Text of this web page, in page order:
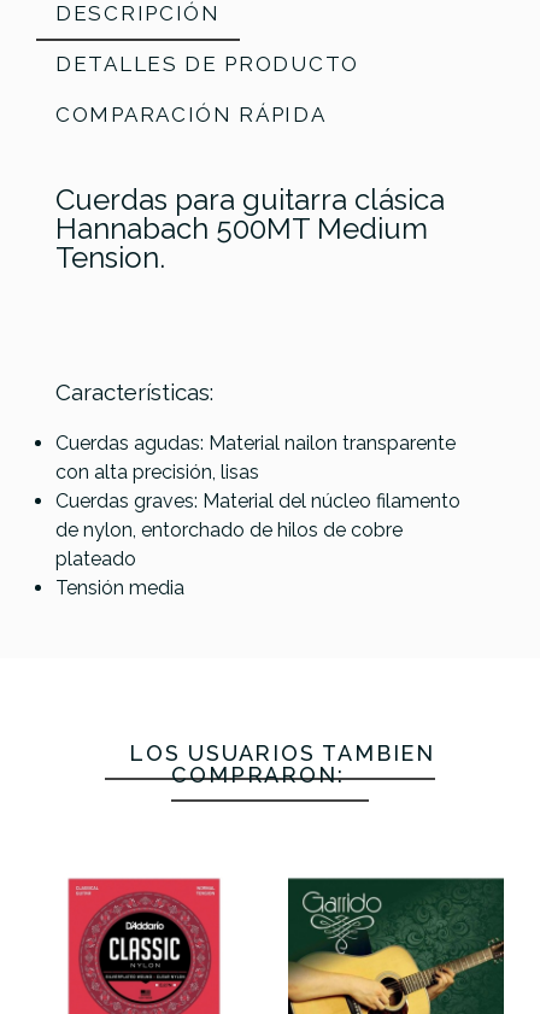
DESCRIPCIÓN
DETALLES DE PRODUCTO
COMPARACIÓN RÁPIDA
Cuerdas para guitarra clásica
Hannabach 500MT Medium
Tension.
Características:
Cuerdas agudas: Material nailon transparente
con alta precisión, lisas
Cuerdas graves: Material del núcleo filamento
de nylon, entorchado de hilos de cobre
plateado
Tensión media
Referencia JUEGCLAHAN019
NYXL1156
NYXL
Heavy
EJ48 Pro
Nylon
Core
80/20
Bronze
EJ25B Pro
Composite
Core Black
EJ25C Pro
Composite
Core Clear
LOS USUARIOS TAMBIÉN
COMPRARON: